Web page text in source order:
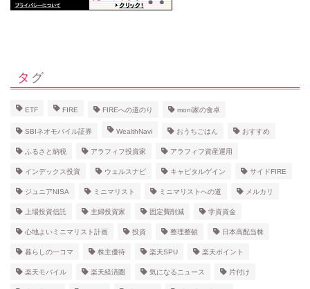
タグ
ETF FIRE FIREへの道のり moni家の食卓
SBIネオモバイル証券 WealthNavi おうちごはん おすすめ
ふるさと納税 アラフィフ投資家 アラフィフ資産運用
インデックス投資 ウェルスナビ キャピタルゲイン サイドFIRE
ジュニアNISA ミニマリスト ミニマリストへの道 メルカリ
上場投資信託 主婦投資家 固定費削減 学資資金
心地よいミニマリスト計画 投資 整理整頓 日本高配当株
暮らしの一コマ 株主優待 楽天SPU 楽天ポイント
楽天モバイル 楽天経済圏 気になるニュース 片付け